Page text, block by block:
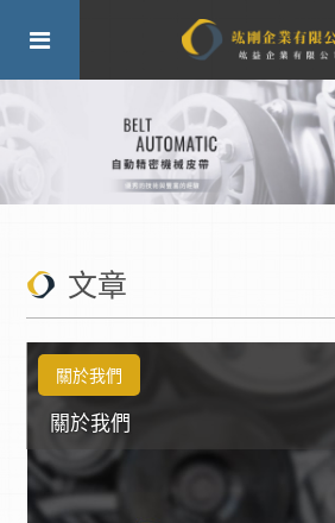
文章
關於我們
關於我們